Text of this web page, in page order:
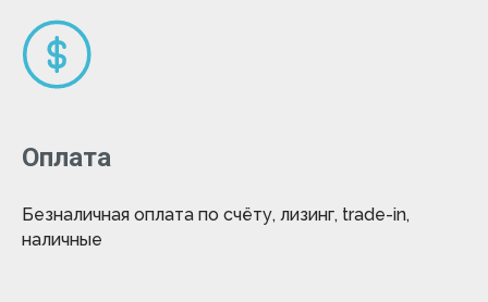
Оплата
Безналичная оплата по счёту, лизинг, trade-in,
наличные